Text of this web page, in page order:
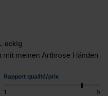
eckig
mit meinen Arthrose Händen
Rapport qualité/prix
1
5